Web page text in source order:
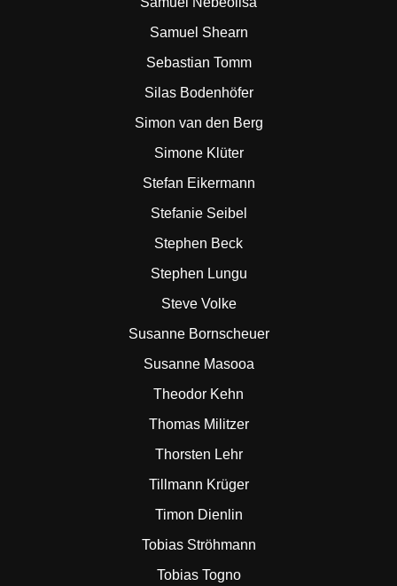
Samuel Shearn
Sebastian Tomm
Silas Bodenhöfer
Simon van den Berg
Simone Klüter
Stefan Eikermann
Stefanie Seibel
Stephen Beck
Stephen Lungu
Steve Volke
Susanne Bornscheuer
Susanne Masooa
Theodor Kehn
Thomas Militzer
Thorsten Lehr
Tillmann Krüger
Timon Dienlin
Tobias Ströhmann
Tobias Togno